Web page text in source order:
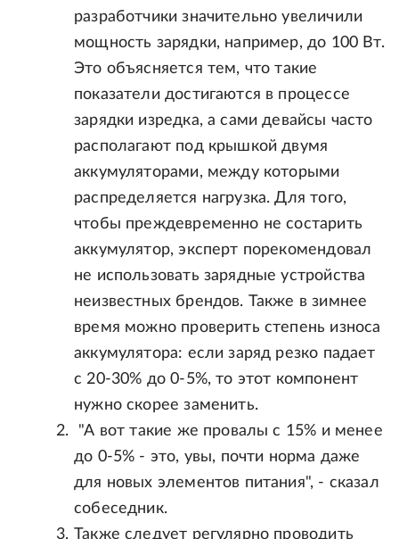
разработчики значительно увеличили
мощность зарядки, например, до 100 Вт.
Это объясняется тем, что такие
показатели достигаются в процессе
зарядки изредка, а сами девайсы часто
располагают под крышкой двумя
аккумуляторами, между которыми
распределяется нагрузка. Для того,
чтобы преждевременно не состарить
аккумулятор, эксперт порекомендовал
не использовать зарядные устройства
неизвестных брендов. Также в зимнее
время можно проверить степень износа
аккумулятора: если заряд резко падает
с 20-30% до 0-5%, то этот компонент
нужно скорее заменить.
"А вот такие же провалы с 15% и менее
до 0-5% - это, увы, почти норма даже
для новых элементов питания", - сказал
собеседник.
Также следует регулярно проводить